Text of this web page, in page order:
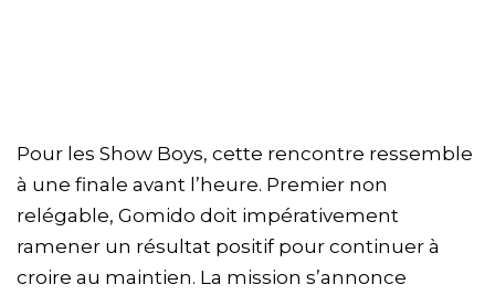
Pour les Show Boys, cette rencontre ressemble
à une finale avant l’heure. Premier non
relégable, Gomido doit impérativement
ramener un résultat positif pour continuer à
croire au maintien. La mission s’annonce